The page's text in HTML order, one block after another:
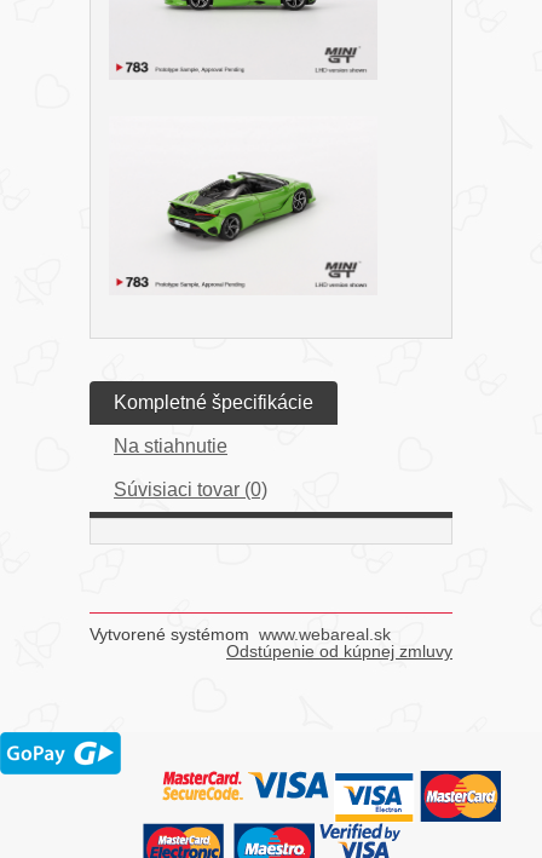
Kompletné špecifikácie
Na stiahnutie
Súvisiaci tovar (0)
Vytvorené systémom www.webareal.sk
Odstúpenie od kúpnej zmluvy